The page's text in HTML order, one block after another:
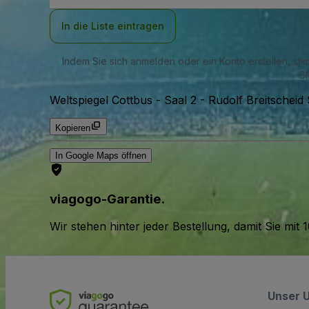
In die Liste eintragen
Indem Sie sich anmelden oder ein Konto erstellen,
Weltspiegel Cottbus - Saal 2 - Rudolf
Kopieren
In Google Maps öffnen
viagogo-Garantie.
Wir stehen hinter jeder Bestellung, damit Sie
Unser